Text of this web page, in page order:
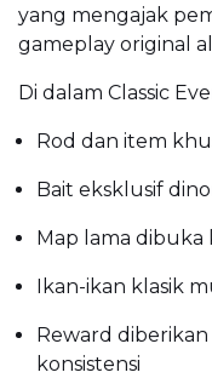
yang mengajak
gameplay original
Di dalam Classic
Rod dan item
Bait eksklusif
Map lama dibuka
Ikan-ikan klasik
Reward
konsistensi